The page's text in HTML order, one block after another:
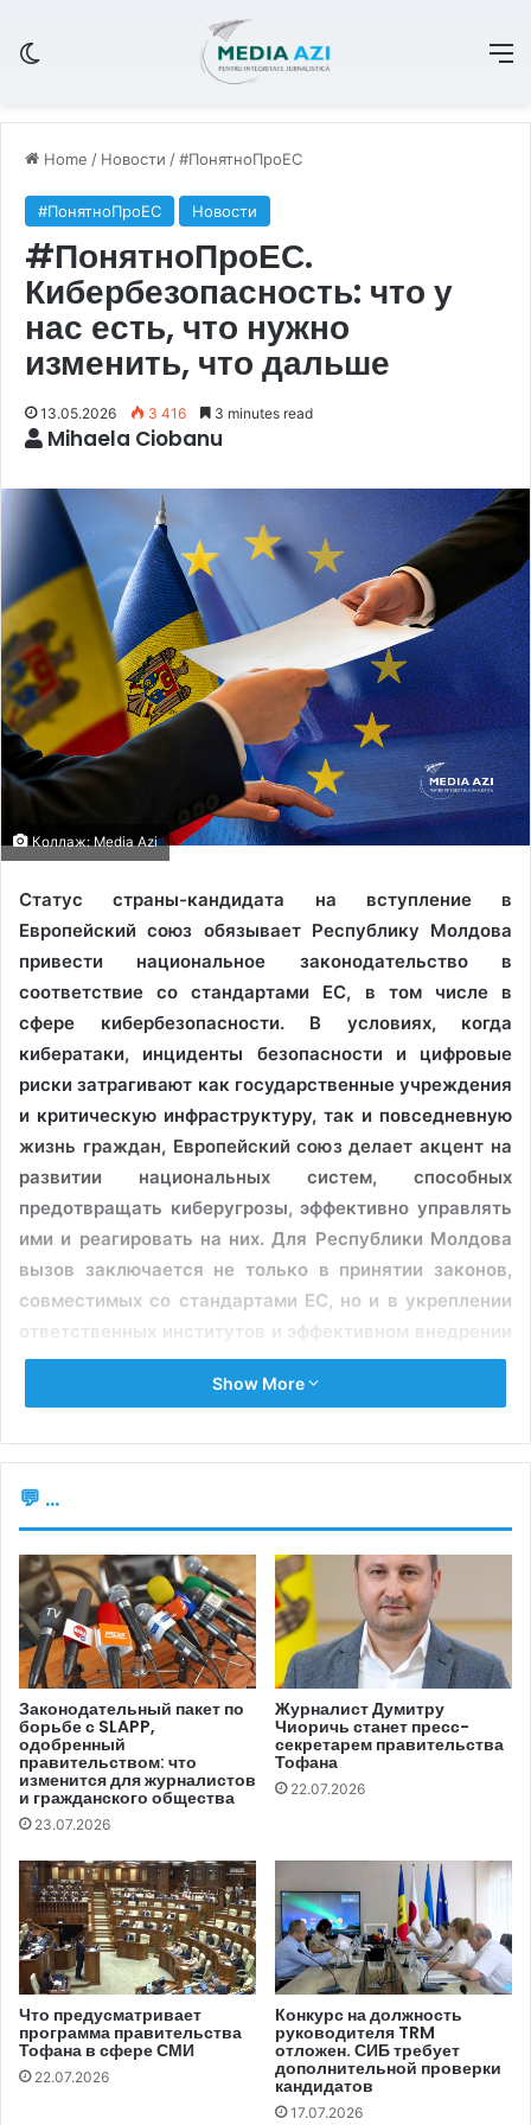
Home / Новости /#ПонятноПроЕС
#ПонятноПроЕС Новости
#ПонятноПроЕС.
Кибербезопасность: что у
нас есть, что нужно
изменить, что дальше
13.05.2026 3 416 3 minutes read
Mihaela Ciobanu
Коллаж: Media Azi
Статус страны-кандидата на вступление в
Европейский союз обязывает Республику Молдова
привести национальное законодательство в
соответствие со стандартами ЕС, в том числе в
сфере кибербезопасности. В условиях, когда
кибератаки, инциденты безопасности и цифровые
риски затрагивают как государственные учреждения
и критическую инфраструктуру, так и повседневную
жизнь граждан, Европейский союз делает акцент на
развитии национальных систем, способных
предотвращать киберугрозы, эффективно управлять
ими и реагировать на них. Для Республики Молдова
вызов заключается не только в принятии законов,
совместимых со стандартами ЕС, но и в укреплении
ответственных институтов и эффективном внедрении
новых правил.
Республика Молдова уже начала процесс адаптации
Агентством кибербезопасности, на национальном
уровне была частично транспонированаДиректива NIS
2— Директива о мерах по обеспечению высокого
общего уровня кибербезопасности в Союзе. Это было
сделано посредством принятия
Закона № 48/2023 о
кибербезопасности
Параллельно правительство Республики Молдова
утвердило ряд нормативных актов, регулирующих
системы кибербезопасности. Среди них:
Постановление Правительства № 1028/2023 о
создании и функционировании Агентства
Постановление Правительства № 860/2024 об
идентификации поставщиков услуг;
Постановление Правительства № 562/2025 об
Show More
💬 ...
Законодательный пакет по
борьбе с SLAPP,
одобренный
правительством: что
изменится для журналистов
и гражданского общества
23.07.2026
Журналист Думитру
Чиоричь станет пресс-
секретарем правительства
Тофана
22.07.2026
Что предусматривает
программа правительства
Тофана в сфере СМИ
22.07.2026
Конкурс на должность
руководителя TRM
отложен. СИБ требует
дополнительной проверки
кандидатов
17.07.2026